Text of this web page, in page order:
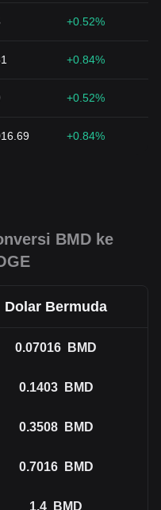
+0.52%
+0.84%
+0.52%
+0.84%
BMD ke
Dolar Bermuda
0.07016 BMD
0.1403 BMD
0.3508 BMD
0.7016 BMD
1.4 BMD